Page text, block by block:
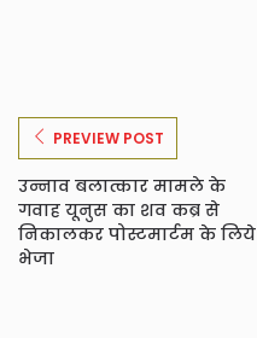
PREVIEW POST
उन्नाव बलात्कार मामले के
गवाह यूनुस का शव कब्र से
निकालकर पोस्टमार्टम के लिये
भेजा